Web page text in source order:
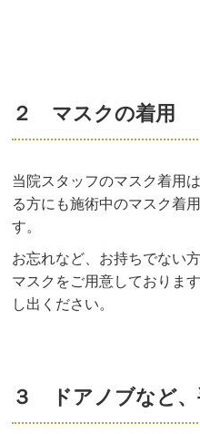
２ マスクの着用
当院スタッフのマスク着用
る方にも施術中のマスク着
す。
お忘れなど、お持ちでない
マスクをご用意しておりま
し出ください。
３ ドアノブなど、